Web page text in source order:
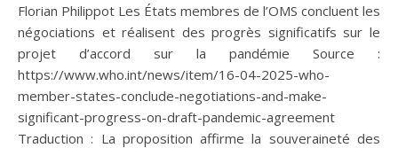
Florian Philippot Les États membres de l’OMS concluent les
négociations et réalisent des progrès significatifs sur le
projet d’accord sur la pandémie Source :
https://www.who.int/news/item/16-04-2025-who-
member-states-conclude-negotiations-and-make-
significant-progress-on-draft-pandemic-agreement
Traduction : La proposition affirme la souveraineté des